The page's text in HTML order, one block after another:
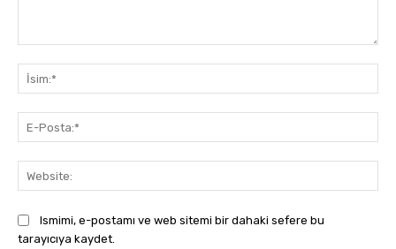
Ismimi, e-postamı ve web sitemi bir dahaki sefere bu
tarayıcıya kaydet.